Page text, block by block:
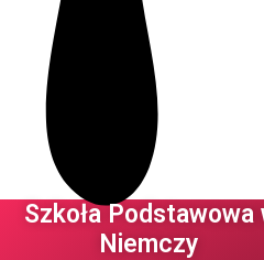
Szkoła Podstawowa
Niemczy ​